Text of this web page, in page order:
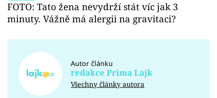
FOTO: Tato žena nevydrží stát víc jak 3
minuty. Vážně má alergii na gravitaci?
Autor článku
redakce Prima Lajk
Všechny články autora